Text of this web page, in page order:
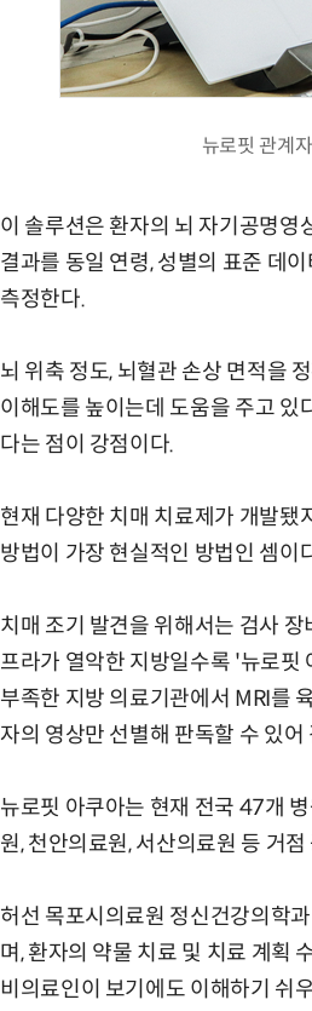
뉴로핏 관계
이 솔루션은 환자의 뇌 자기공명영
결과를 동일 연령, 성별의 표준 데
측정한다.
뇌 위축 정도, 뇌혈관 손상 면적을
이해도를 높이는데 도움을 주고 있
다는 점이 강점이다.
현재 다양한 치매 치료제가 개발됐
방법이 가장 현실적인 방법인 셈이
치매 조기 발견을 위해서는 검사
프라가 열악한 지방일수록 '뉴로핏
부족한 지방 의료기관에서 MRI를
자의 영상만 선별해 판독할 수 있
뉴로핏 아쿠아는 현재 전국 47개
원, 천안의료원, 서산의료원 등 거
허선 목포시의료원 정신건강의학
며, 환자의 약물 치료 및 치료 계획
비의료인이 보기에도 이해하기 쉬